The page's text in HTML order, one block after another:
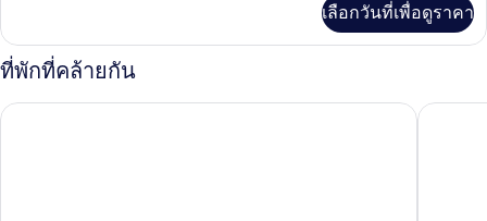
ดับเบิล
หรือ
เกี่ยว
กับ
ห้อง
ลัก
เลือกวันที่เพื่อดูราคา
ที่พักที่คล้ายกัน
สตาร์โฮเทลส์ แอนเดอร์สัน พาลาซโ